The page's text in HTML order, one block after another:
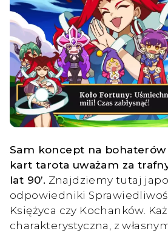
Sam koncept na bohaterów
kart tarota uważam za
lat 90’. Znajdziemy tutaj
odpowiedniki
Księżyca czy Kochanków.
charakterystyczna, z